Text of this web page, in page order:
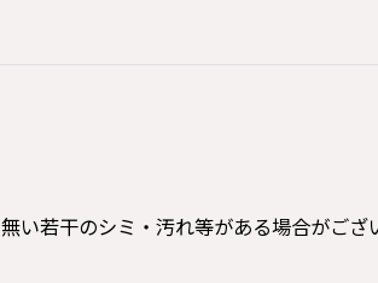
い若干のシミ・汚れ等がある場合がご